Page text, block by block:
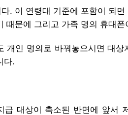
다. 이 연령대 기준에 포함이 되
때문에 그리고 가족 명의 휴대
개인 명의로 바꿔놓으시면 대
다.
급 대상이 축소된 반면에 앞서